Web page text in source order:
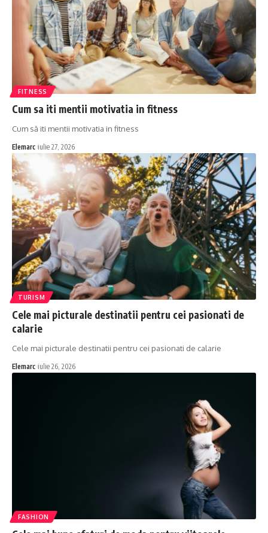
FITNESS
Cum sa iti mentii motivatia in fitness
Cum să iti mentii motivatia in fitness
Elemarc iulie 27, 2026
TURISM
Cele mai picturale destinatii pentru cei pasionati de
calarie
Cele mai picturale destinatii pentru cei pasionati de calarie
Elemarc iulie 26, 2026
FASHION